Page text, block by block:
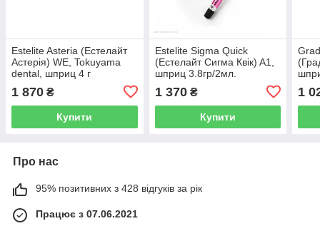
Estelite Asteria (Естелайт
Астерія) WE, Tokuyama
dental, шприц 4 г
1 870 ₴
Купити
Estelite Sigma Quick
(Естелайт Сигма Квік) A1,
шприц 3.8гр/2мл.
1 370₴
Купити
1
Про нас
95% позитивних з 428 відгуків за рік
Працює з 07.06.2021